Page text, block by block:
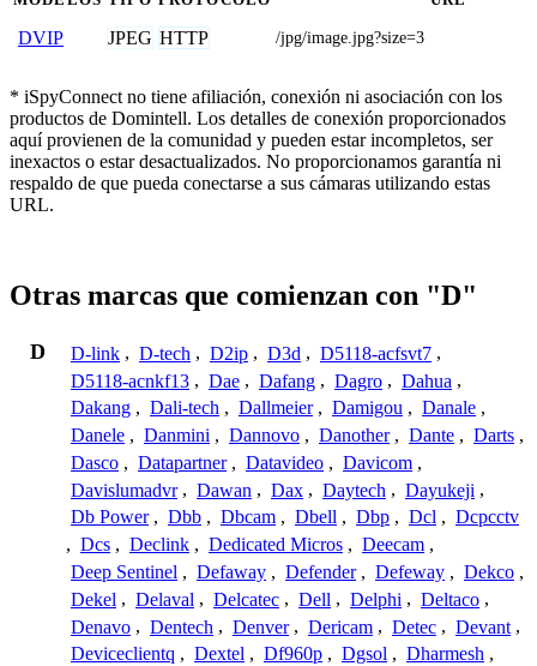
DVIP JPEG HTTP /jpg/image.jpg?size=3
* iSpyConnect no tiene afiliación, conexión ni asociación con los
productos de Domintell. Los detalles de conexión proporcionados
aquí provienen de la comunidad y pueden estar incompletos, ser
inexactos o estar desactualizados. No proporcionamos garantía ni
respaldo de que pueda conectarse a sus cámaras utilizando estas
URL.
Otras marcas que comienzan con "D"
D D-link , D-tech , D2ip , D3d , D5118-acfsvt7 ,
D5118-acnkf13 , Dae , Dafang , Dagro , Dahua ,
Dakang , Dali-tech , Dallmeier , Damigou , Danale ,
Danele , Danmini , Dannovo , Danother , Dante , Darts ,
Dasco , Datapartner , Datavideo , Davicom ,
Davislumadvr , Dawan , Dax , Daytech , Dayukeji ,
Db Power , Dbb , Dbcam , Dbell , Dbp , Dcl , Dcpcctv
, Dcs , Declink , Dedicated Micros , Deecam ,
Deep Sentinel , Defaway , Defender , Defeway , Dekco ,
Dekel , Delaval , Delcatec , Dell , Delphi , Deltaco ,
Denavo , Dentech , Denver , Dericam , Detec , Devant ,
Deviceclientq , Dextel , Df960p , Dgsol , Dharmesh ,